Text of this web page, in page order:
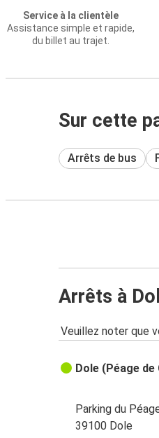
Service à la clientèle
Assistance simple et rapide,
du billet au trajet.
Sur cette
Arrêts de bus
Arrêts à
Veuillez noter que
Dole (Péage
Parking du
39100 Dole